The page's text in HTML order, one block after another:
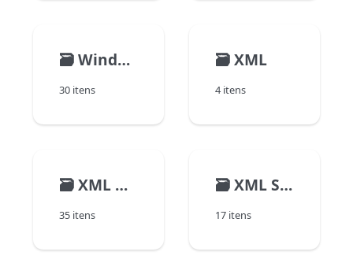
🗃️ Windows
30 itens
🗃️XML
4 itens
🗃️ XML DOM
35 itens
🗃️XML SAX
17 itens